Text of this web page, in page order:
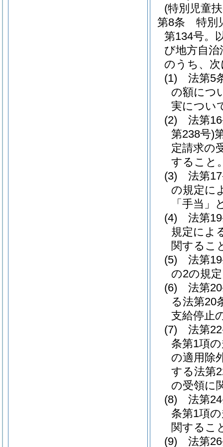
(特別児童
第8条
特別
第134号。
び地方自
のうち、
(1)
法第5
の額につ
実につい
(2)
法第
第238号)
定請求の
すること
(3)
法第
の規定に
「手当」
(4)
法第
規定によ
関するこ
(5)
法第
の2の規
(6)
法第
る法第20
支給停止
(7)
法第
条第1項
の適用除
する法第
の受領に
(8)
法第
条第1項
関するこ
(9)
法第